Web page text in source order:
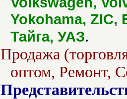
Yokohama, ZIC,
Тайга, УАЗ.
Продажа
оптом, Ремонт,